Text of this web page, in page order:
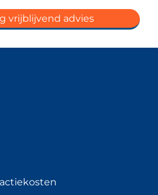
vrijblijvend advies